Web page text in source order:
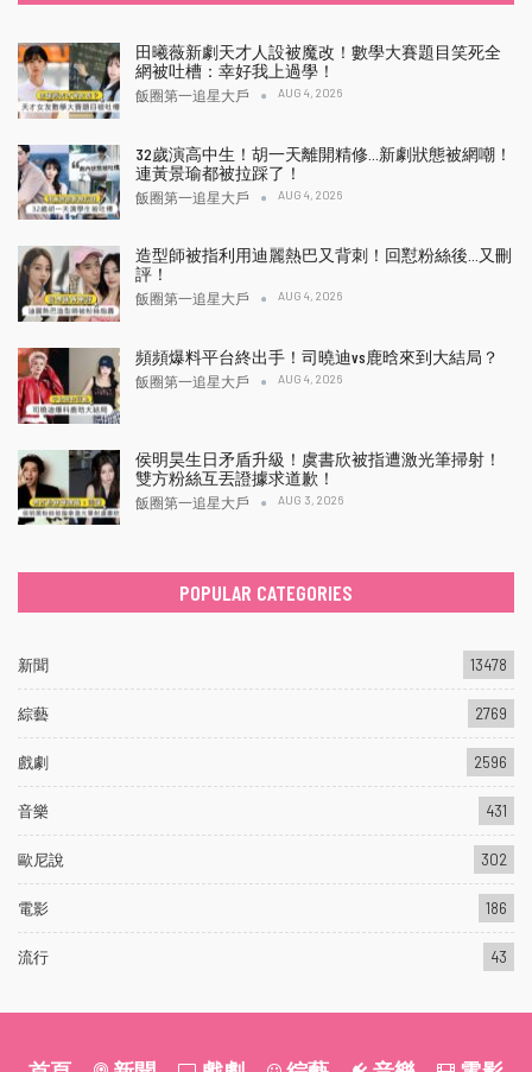
田曦薇新劇天才人設被魔改！數學大賽題目笑死全
網被吐槽：幸好我上過學！
飯圈第一追星大戶 AUG 4, 2026
32歲演高中生！胡一天離開精修…新劇狀態被網嘲！
連黃景瑜都被拉踩了！
飯圈第一追星大戶 AUG 4, 2026
造型師被指利用迪麗熱巴又背刺！回懟粉絲後…又刪
評！
飯圈第一追星大戶 AUG 4, 2026
頻頻爆料平台終出手！司曉迪vs鹿晗來到大結局？
飯圈第一追星大戶 AUG 4, 2026
侯明昊生日矛盾升級！虞書欣被指遭激光筆掃射！
雙方粉絲互丟證據求道歉！
飯圈第一追星大戶 AUG 3, 2026
POPULAR CATEGORIES
新聞 13478
綜藝 2769
戲劇 2596
音樂 431
歐尼說 302
電影 186
流行 43